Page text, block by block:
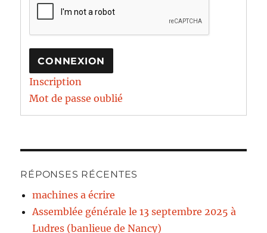
CONNEXION
Inscription
Mot de passe oublié
RÉPONSES RÉCENTES
machines a écrire
Assemblée générale le 13 septembre 2025 à
Ludres (banlieue de Nancy)